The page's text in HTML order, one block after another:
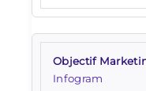
Infogram